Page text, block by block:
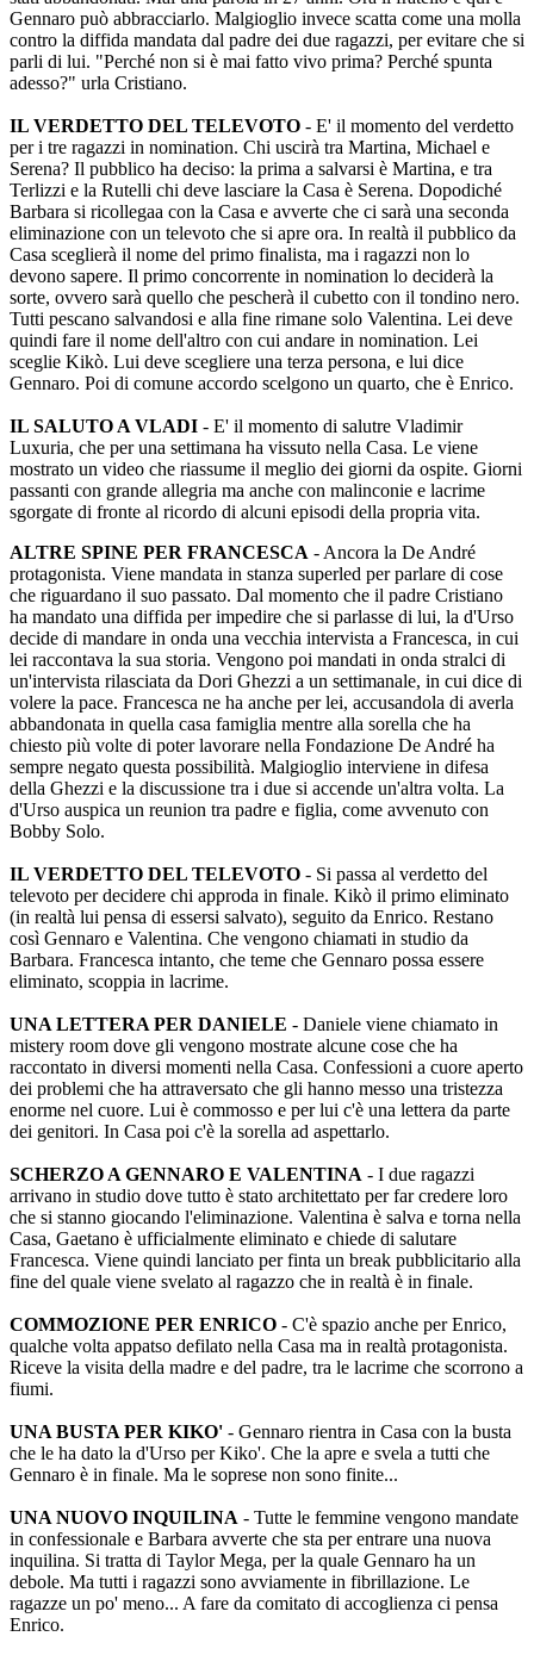
Gennaro può abbracciarlo. Malgioglio invece scatta come una molla
contro la diffida mandata dal padre dei due ragazzi, per evitare che si
parli di lui. "Perché non si è mai fatto vivo prima? Perché spunta
adesso?" urla Cristiano.
IL VERDETTO DEL TELEVOTO - E' il momento del verdetto
per i tre ragazzi in nomination. Chi uscirà tra Martina, Michael e
Serena? Il pubblico ha deciso: la prima a salvarsi è Martina, e tra
Terlizzi e la Rutelli chi deve lasciare la Casa è Serena. Dopodiché
Barbara si ricollegaa con la Casa e avverte che ci sarà una seconda
eliminazione con un televoto che si apre ora. In realtà il pubblico da
Casa sceglierà il nome del primo finalista, ma i ragazzi non lo
devono sapere. Il primo concorrente in nomination lo deciderà la
sorte, ovvero sarà quello che pescherà il cubetto con il tondino nero.
Tutti pescano salvandosi e alla fine rimane solo Valentina. Lei deve
quindi fare il nome dell'altro con cui andare in nomination. Lei
sceglie Kikò. Lui deve scegliere una terza persona, e lui dice
Gennaro. Poi di comune accordo scelgono un quarto, che è Enrico.
IL SALUTO A VLADI - E' il momento di salutre Vladimir
Luxuria, che per una settimana ha vissuto nella Casa. Le viene
mostrato un video che riassume il meglio dei giorni da ospite. Giorni
passanti con grande allegria ma anche con malinconie e lacrime
sgorgate di fronte al ricordo di alcuni episodi della propria vita.
ALTRE SPINE PER FRANCESCA - Ancora la De André
protagonista. Viene mandata in stanza superled per parlare di cose
che riguardano il suo passato. Dal momento che il padre Cristiano
ha mandato una diffida per impedire che si parlasse di lui, la d'Urso
decide di mandare in onda una vecchia intervista a Francesca, in cui
lei raccontava la sua storia. Vengono poi mandati in onda stralci di
un'intervista rilasciata da Dori Ghezzi a un settimanale, in cui dice di
volere la pace. Francesca ne ha anche per lei, accusandola di averla
abbandonata in quella casa famiglia mentre alla sorella che ha
chiesto più volte di poter lavorare nella Fondazione De André ha
sempre negato questa possibilità. Malgioglio interviene in difesa
della Ghezzi e la discussione tra i due si accende un'altra volta. La
d'Urso auspica un reunion tra padre e figlia, come avvenuto con
Bobby Solo.
IL VERDETTO DEL TELEVOTO - Si passa al verdetto del
televoto per decidere chi approda in finale. Kikò il primo eliminato
(in realtà lui pensa di essersi salvato), seguito da Enrico. Restano
così Gennaro e Valentina. Che vengono chiamati in studio da
Barbara. Francesca intanto, che teme che Gennaro possa essere
eliminato, scoppia in lacrime.
UNA LETTERA PER DANIELE - Daniele viene chiamato in
mistery room dove gli vengono mostrate alcune cose che ha
raccontato in diversi momenti nella Casa. Confessioni a cuore aperto
dei problemi che ha attraversato che gli hanno messo una tristezza
enorme nel cuore. Lui è commosso e per lui c'è una lettera da parte
dei genitori. In Casa poi c'è la sorella ad aspettarlo.
SCHERZO A GENNARO E VALENTINA - I due ragazzi
arrivano in studio dove tutto è stato architettato per far credere loro
che si stanno giocando l'eliminazione. Valentina è salva e torna nella
Casa, Gaetano è ufficialmente eliminato e chiede di salutare
Francesca. Viene quindi lanciato per finta un break pubblicitario alla
fine del quale viene svelato al ragazzo che in realtà è in finale.
COMMOZIONE PER ENRICO - C'è spazio anche per Enrico,
qualche volta appatso defilato nella Casa ma in realtà protagonista.
Riceve la visita della madre e del padre, tra le lacrime che scorrono a
fiumi.
UNA BUSTA PER KIKO' - Gennaro rientra in Casa con la busta
che le ha dato la d'Urso per Kiko'. Che la apre e svela a tutti che
Gennaro è in finale. Ma le soprese non sono finite...
UNA NUOVO INQUILINA - Tutte le femmine vengono mandate
in confessionale e Barbara avverte che sta per entrare una nuova
inquilina. Si tratta di Taylor Mega, per la quale Gennaro ha un
debole. Ma tutti i ragazzi sono avviamente in fibrillazione. Le
ragazze un po' meno... A fare da comitato di accoglienza ci pensa
Enrico.